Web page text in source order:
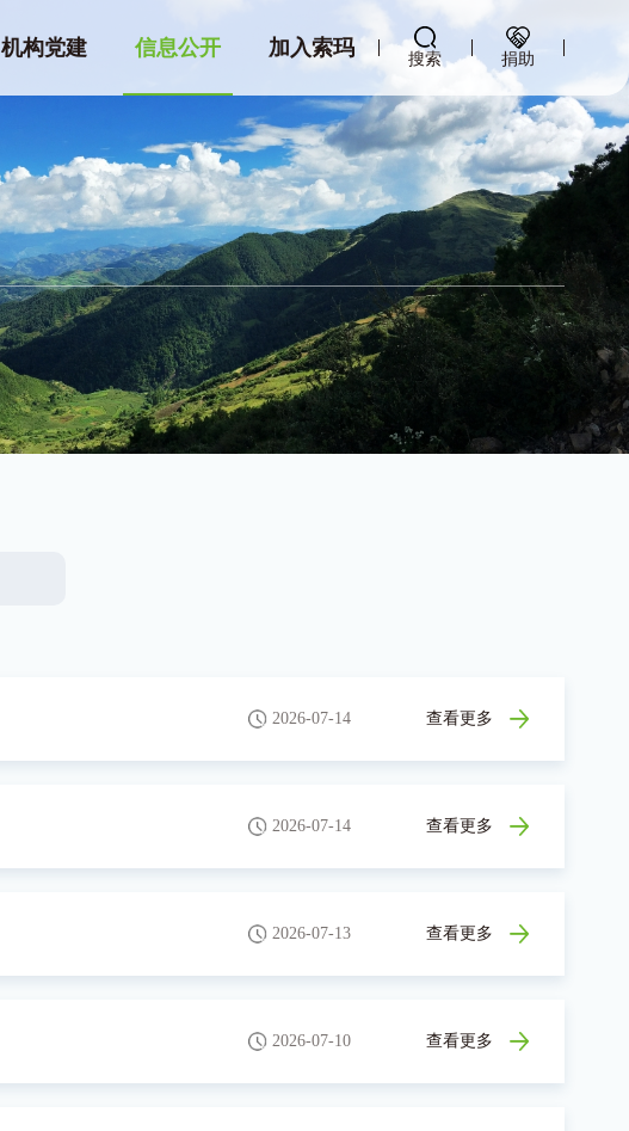
机构党建 信息公开 加入索玛 搜索 捐助
2026-07-14 查看更多
2026-07-14 查看更多
2026-07-13 查看更多
2026-07-10 查看更多